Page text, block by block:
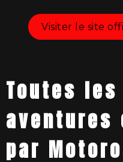
Visiter le site
Toutes les
aventures
par